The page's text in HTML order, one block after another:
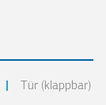
Tür (klappbar)